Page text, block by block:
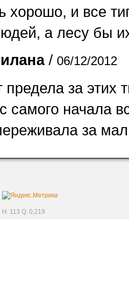
хорошо, и все
а лесу бы
/ 06/12/2012
предела за этих
самого начала
за
H. 113 Q. 0,219